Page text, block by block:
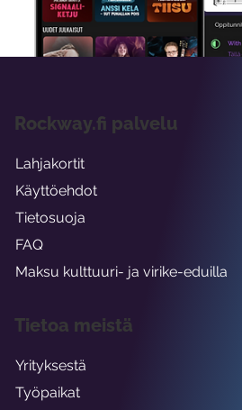
viikon ajaksi.
Rockway.fi palvelu
Lahjakortit
Käyttöehdot
Tietosuoja
FAQ
Maksu kulttuuri- ja virike-eduilla
Tietoa meistä
Yrityksestä
Työpaikat